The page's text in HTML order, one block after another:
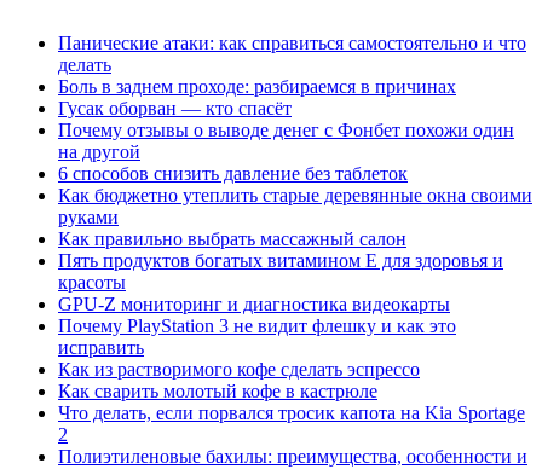
Панические атаки: как справиться самостоятельно и что
делать
Боль в заднем проходе: разбираемся в причинах
Гусак оборван — кто спасёт
Почему отзывы о выводе денег с Фонбет похожи один
на другой
6 способов снизить давление без таблеток
Как бюджетно утеплить старые деревянные окна своими
руками
Как правильно выбрать массажный салон
Пять продуктов богатых витамином Е для здоровья и
красоты
GPU-Z мониторинг и диагностика видеокарты
Почему PlayStation 3 не видит флешку и как это
исправить
Как из растворимого кофе сделать эспрессо
Как сварить молотый кофе в кастрюле
Что делать, если порвался тросик капота на Kia Sportage
2
Полиэтиленовые бахилы: преимущества, особенности и